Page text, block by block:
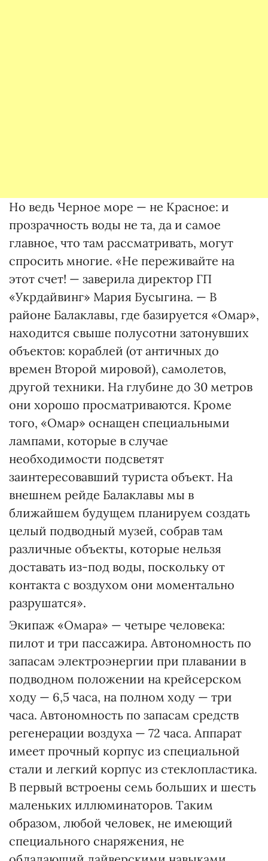
Но ведь Черное море — не Красное: и
прозрачность воды не та, да и самое
главное, что там рассматривать, могут
спросить многие. «Не переживайте на
этот счет! — заверила директор ГП
«Укрдайвинг» Мария Бусыгина. — В
районе Балаклавы, где базируется «Омар»,
находится свыше полусотни затонувших
объектов: кораблей (от античных до
времен Второй мировой), самолетов,
другой техники. На глубине до 30 метров
они хорошо просматриваются. Кроме
того, «Омар» оснащен специальными
лампами, которые в случае
необходимости подсветят
заинтересовавший туриста объект. На
внешнем рейде Балаклавы мы в
ближайшем будущем планируем создать
целый подводный музей, собрав там
различные объекты, которые нельзя
доставать из-под воды, поскольку от
контакта с воздухом они моментально
разрушатся».
Экипаж «Омара» — четыре человека:
пилот и три пассажира. Автономность по
запасам электроэнергии при плавании в
подводном положении на крейсерском
ходу — 6,5 часа, на полном ходу — три
часа. Автономность по запасам средств
регенерации воздуха — 72 часа. Аппарат
имеет прочный корпус из специальной
стали и легкий корпус из стеклопластика.
В первый встроены семь больших и шесть
маленьких иллюминаторов. Таким
образом, любой человек, не имеющий
специального снаряжения, не